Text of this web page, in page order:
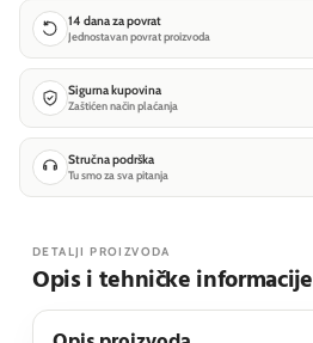
14 dana za povrat
Jednostavan povrat proizvoda
Sigurna kupovina
Zaštićen način plaćanja
Stručna podrška
Tu smo za sva pitanja
DETALJI PROIZVODA
Opis i tehničke informacije